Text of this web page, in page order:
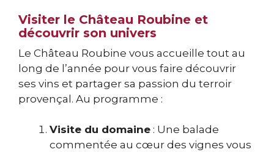
Visiter le Château Roubine et
découvrir son univers
Le Château Roubine vous accueille tout au
long de l’année pour vous faire découvrir
ses vins et partager sa passion du terroir
provençal. Au programme :
Visite du domaine : Une balade
commentée au cœur des vignes vous